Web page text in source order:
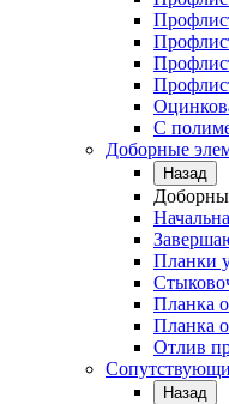
С
Доборные
Назад
Планки
Планка
Планка
Отлив
Назад